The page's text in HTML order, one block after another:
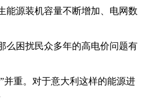
能源装机容量不断增加、电网数
么困扰民众多年的高电价问题有
并重。对于意大利这样的能源进